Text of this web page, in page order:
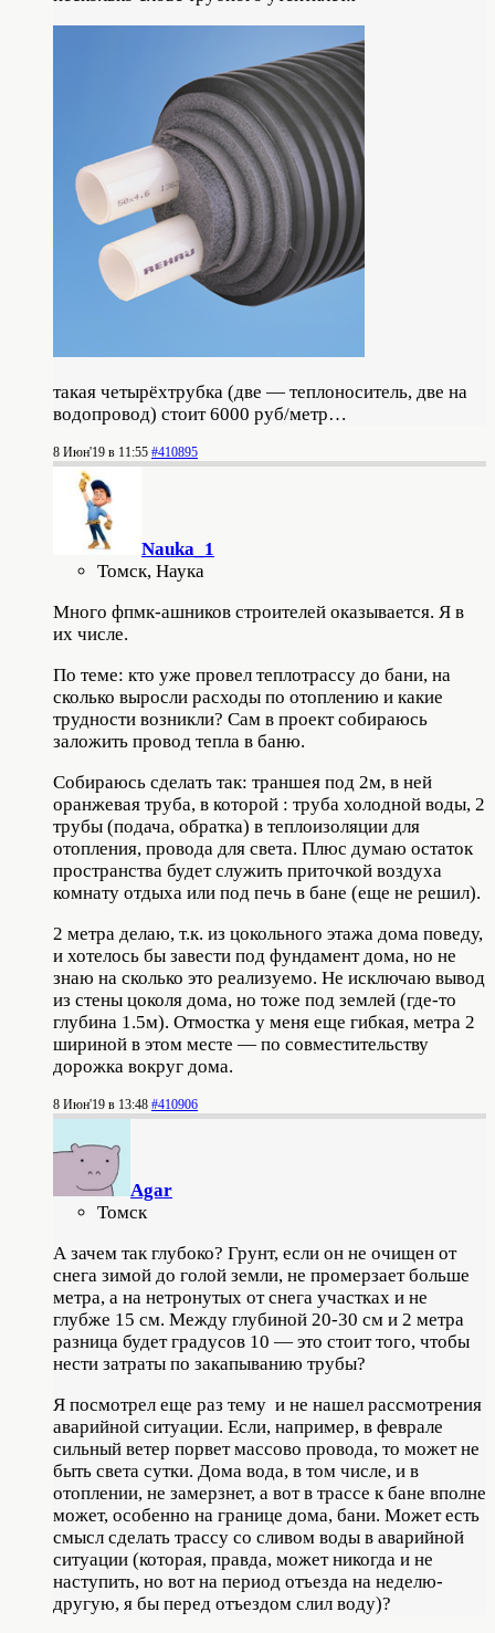
такая четырёхтрубка (две — теплоноситель, две на
водопровод) стоит 6000 руб/метр…
8 Июн'19 в 11:55 #410895
Nauka_1
Томск, Наука
Много фпмк-ашников строителей оказывается. Я в
их числе.
По теме: кто уже провел теплотрассу до бани, на
сколько выросли расходы по отоплению и какие
трудности возникли? Сам в проект собираюсь
заложить провод тепла в баню.
Собираюсь сделать так: траншея под 2м, в ней
оранжевая труба, в которой : труба холодной воды, 2
трубы (подача, обратка) в теплоизоляции для
отопления, провода для света. Плюс думаю остаток
пространства будет служить приточкой воздуха
комнату отдыха или под печь в бане (еще не решил).
2 метра делаю, т.к. из цокольного этажа дома поведу,
и хотелось бы завести под фундамент дома, но не
знаю на сколько это реализуемо. Не исключаю вывод
из стены цоколя дома, но тоже под землей (где-то
глубина 1.5м). Отмостка у меня еще гибкая, метра 2
шириной в этом месте — по совместительству
дорожка вокруг дома.
8 Июн'19 в 13:48 #410906
Agar
Томск
А зачем так глубоко? Грунт, если он не очищен от
снега зимой до голой земли, не промерзает больше
метра, а на нетронутых от снега участках и не
глубже 15 см. Между глубиной 20-30 см и 2 метра
разница будет градусов 10 — это стоит того, чтобы
нести затраты по закапыванию трубы?
Я посмотрел еще раз тему и не нашел рассмотрения
аварийной ситуации. Если, например, в феврале
сильный ветер порвет массово провода, то может не
быть света сутки. Дома вода, в том числе, и в
отоплении, не замерзнет, а вот в трассе к бане вполне
может, особенно на границе дома, бани. Может есть
смысл сделать трассу со сливом воды в аварийной
ситуации (которая, правда, может никогда и не
наступить, но вот на период отъезда на неделю-
другую, я бы перед отъездом слил воду)?